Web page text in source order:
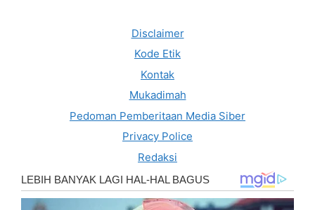
Disclaimer
Kode Etik
Kontak
Mukadimah
Pedoman Pemberitaan Media Siber
Privacy Police
Redaksi